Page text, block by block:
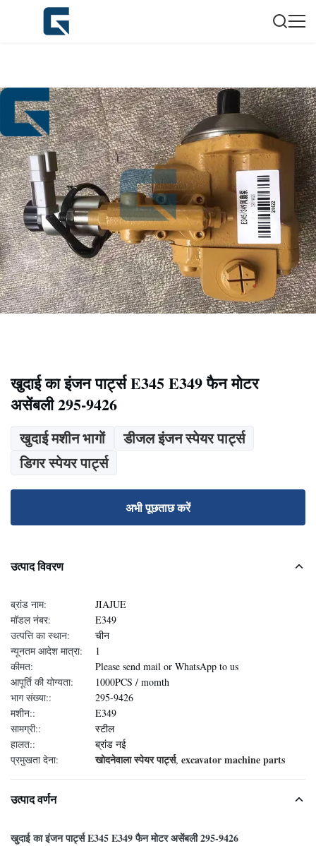
खुदाई का इंजन पार्ट्स E345 E349 फैन मोटर
असेंबली 295-9426
खुदाई मशीन भागों
डीजल इंजन स्पेयर पार्ट्स
डिगर स्पेयर पार्ट्स
अभी पूछताछ करें
उत्पाद विवरण
ब्रांड नाम:
JIAJUE
मॉडल नंबर:
E349
उत्पत्ति का स्थान:
चीन
न्यूनतम आदेश मात्रा:
1
कीमत:
Please send mail or WhatsApp to us
आपूर्ति की योग्यता:
1000PCS / momth
भाग संख्या::
295-9426
मशीन::
E349
सामग्री::
स्टील
हालत::
ब्रांड नई
प्रमुखता देना:
खोदनेवाला स्पेयर पार्ट्स, excavator machine parts
उत्पाद वर्णन
खुदाई का इंजन पार्ट्स E345 E349 फैन मोटर असेंबली 295-9426